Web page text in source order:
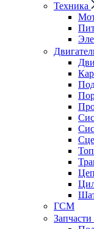
Техника
ГСМ
Запчасти